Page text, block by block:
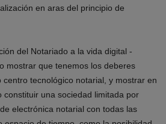
en aras del principio de
del Notariado a la vida digital -
mostrar que tenemos los deberes
tecnológico notarial, y mostrar en
constituir una sociedad limitada por
electrónica notarial con todas las